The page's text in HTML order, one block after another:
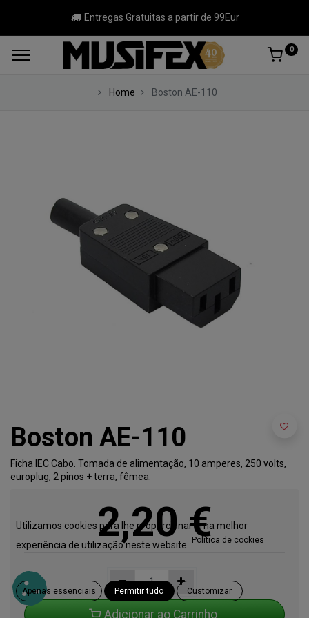
Entregas Gratuitas a partir de 99Eur
0
Home Boston AE-110
Boston AE-110
Ficha IEC Cabo. Tomada de alimentação, 10 amperes, 250 volts,
europlug, 2 pinos + terra, fêmea.
2,20€
Adicionar ao Carrinho
Utilizamos cookies para lhe proporcionar uma melhor
experiência de utilização neste website.
Política de cookies
Apenas essenciais Permitir tudo Customizar